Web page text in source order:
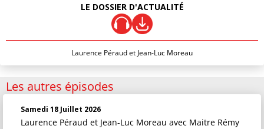
LE DOSSIER D'ACTUALITÉ
Laurence Péraud et Jean-Luc Moreau
Les autres épisodes
Samedi 18 Juillet 2026
Laurence Péraud et Jean-Luc Moreau avec Maitre Rémy